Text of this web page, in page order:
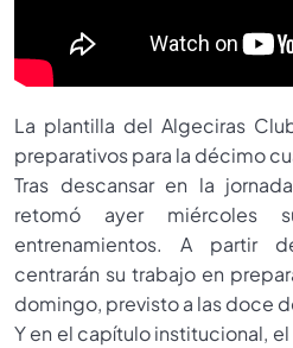
La plantilla del Algeciras
preparativos para la décimo
Tras descansar en la
retomó ayer miércoles
entrenamientos. A partir
centrarán su trabajo en
domingo, previsto a las doce
Y en el capítulo institucional,